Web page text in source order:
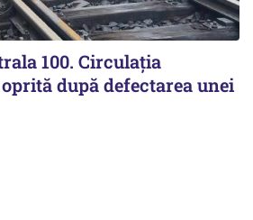
100. Circulația
după defectarea unei